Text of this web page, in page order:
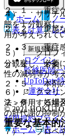
４）． サリチ
態を十分観察し
用が考えられて
５）． クロフ
分観察し、必要
性の減弱等が考
６）． クマリ
法＞併用する場
の肝代謝の抑制
７）． プロベ
２．１． 重症ケ
２．２． 重篤な
２．３． 重症
２．４． 下痢
２．５． 本剤
２．６． 妊婦
重要な基本的
ホーム
ノ
表・計算
レ
新規登録
ログイン
監修医師一
UpToDate
運営会社
© 2021 HOKUTO
利用規約プライ
ホーム
表・